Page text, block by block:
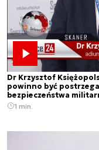
Dr Krzysztof
powinno być
bezpieczeństwa
1 min.